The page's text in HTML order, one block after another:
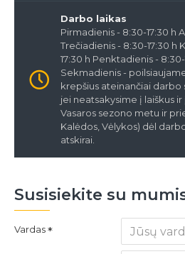
Darbo laikas
Pirmadienis - 8:30-17:30 h
Trečiadienis - 8:30-17:30 h
17:30 h Penktadienis -
Sekmadienis -
krepšius ateinančiai darbo
jei neatsakysime į laiškus
Vasaros sezono metu ir
Kalėdos, Vėlykos) dėl
atskirai.
Susisiekite su
Vardas